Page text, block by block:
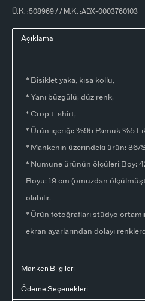
Açıklama
* Bisiklet yaka, kısa kollu,
* Yanı büzgülü, düz renk,
* Crop t-shirt,
* Ürün içeriği: %95 Pamuk %5
* Mankenin üzerindeki ürün: 36/
* Numune ürünün ölçüleri:Boy:
Boyu: 19 cm (omuzdan
olabilir.
* Ürün fotoğrafları stüdyo
ekran ayarlarından dolayı
Manken Bilgileri
Ödeme Seçenekleri
Ü.K. :508969/ / M.K. :ADX-0003760103